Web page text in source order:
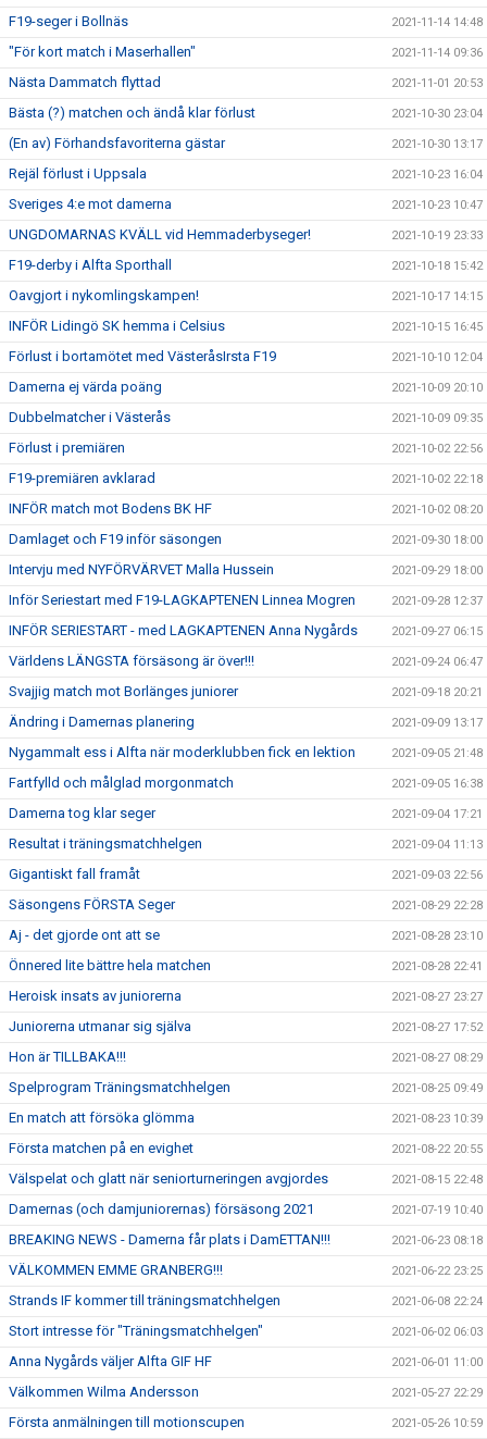
F19-seger i Bollnäs 2021-11-14 14:48
"För kort match i Maserhallen" 2021-11-14 09:36
Nästa Dammatch flyttad 2021-11-01 20:53
Bästa (?) matchen och ändå klar förlust 2021-10-30 23:04
(En av) Förhandsfavoriterna gästar 2021-10-30 13:17
Rejäl förlust i Uppsala 2021-10-23 16:04
Sveriges 4:e mot damerna 2021-10-23 10:47
UNGDOMARNAS KVÄLL vid Hemmaderbyseger! 2021-10-19 23:33
F19-derby i Alfta Sporthall 2021-10-18 15:42
Oavgjort i nykomlingskampen! 2021-10-17 14:15
INFÖR Lidingö SK hemma i Celsius 2021-10-15 16:45
Förlust i bortamötet med VästeråsIrsta F19 2021-10-10 12:04
Damerna ej värda poäng 2021-10-09 20:10
Dubbelmatcher i Västerås 2021-10-09 09:35
Förlust i premiären 2021-10-02 22:56
F19-premiären avklarad 2021-10-02 22:18
INFÖR match mot Bodens BK HF 2021-10-02 08:20
Damlaget och F19 inför säsongen 2021-09-30 18:00
Intervju med NYFÖRVÄRVET Malla Hussein 2021-09-29 18:00
Inför Seriestart med F19-LAGKAPTENEN Linnea Mogren 2021-09-28 12:37
INFÖR SERIESTART - med LAGKAPTENEN Anna Nygårds 2021-09-27 06:15
Världens LÄNGSTA försäsong är över!!! 2021-09-24 06:47
Svajjig match mot Borlänges juniorer 2021-09-18 20:21
Ändring i Damernas planering 2021-09-09 13:17
Nygammalt ess i Alfta när moderklubben fick en lektion 2021-09-05 21:48
Fartfylld och målglad morgonmatch 2021-09-05 16:38
Damerna tog klar seger 2021-09-04 17:21
Resultat i träningsmatchhelgen 2021-09-04 11:13
Gigantiskt fall framåt 2021-09-03 22:56
Säsongens FÖRSTA Seger 2021-08-29 22:28
Aj - det gjorde ont att se 2021-08-28 23:10
Önnered lite bättre hela matchen 2021-08-28 22:41
Heroisk insats av juniorerna 2021-08-27 23:27
Juniorerna utmanar sig själva 2021-08-27 17:52
Hon är TILLBAKA!!! 2021-08-27 08:29
Spelprogram Träningsmatchhelgen 2021-08-25 09:49
En match att försöka glömma 2021-08-23 10:39
Första matchen på en evighet 2021-08-22 20:55
Välspelat och glatt när seniorturneringen avgjordes 2021-08-15 22:48
Damernas (och damjuniorernas) försäsong 2021 2021-07-19 10:40
BREAKING NEWS - Damerna får plats i DamETTAN!!! 2021-06-23 08:18
VÄLKOMMEN EMME GRANBERG!!! 2021-06-22 23:25
Strands IF kommer till träningsmatchhelgen 2021-06-08 22:24
Stort intresse för "Träningsmatchhelgen" 2021-06-02 06:03
Anna Nygårds väljer Alfta GIF HF 2021-06-01 11:00
Välkommen Wilma Andersson 2021-05-27 22:29
Första anmälningen till motionscupen 2021-05-26 10:59